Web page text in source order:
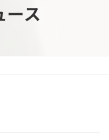
ース